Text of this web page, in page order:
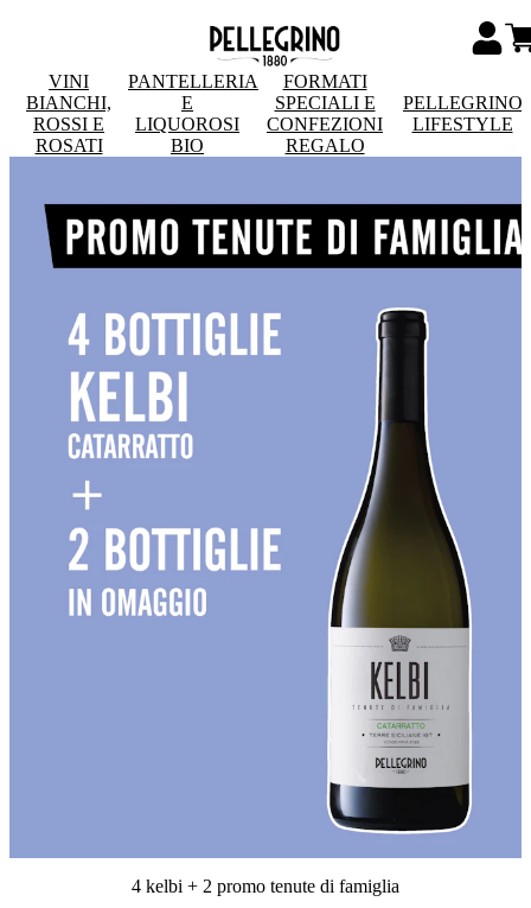
VINI
BIANCHI,
ROSSI E
ROSATI
PANTELLERIA
E
LIQUOROSI
BIO
FORMATI
SPECIALI E
CONFEZIONI
REGALO
PELLEGRINO
LIFESTYLE
4 kelbi + 2 promo tenute di famiglia